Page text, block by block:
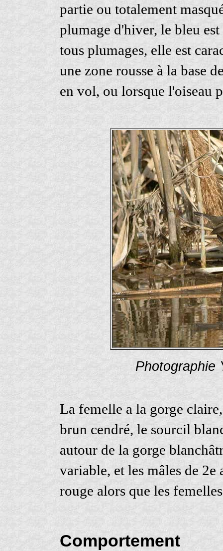
partie ou totalement
plumage d'hiver, le bleu
tous plumages, elle est
une zone rousse à la base
en vol, ou lorsque l'oiseau
Photographie
La femelle a la gorge
brun cendré, le sourcil
autour de la gorge
variable, et les mâles de
rouge alors que les
Comportement